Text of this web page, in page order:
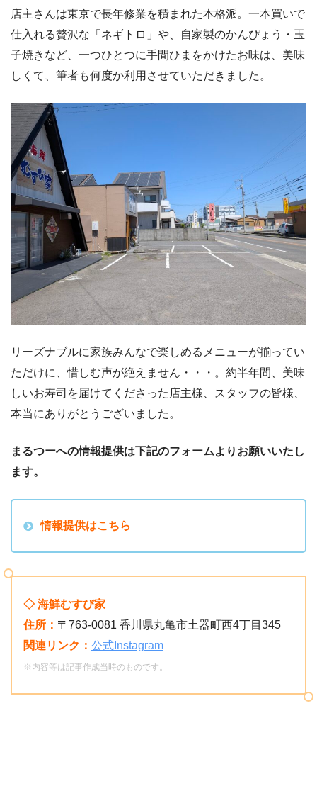
店主さんは東京で長年修業を積まれた本格派。一本買いで
仕入れる贅沢な「ネギトロ」や、自家製のかんぴょう・玉
子焼きなど、一つひとつに手間ひまをかけたお味は、美味
しくて、筆者も何度か利用させていただきました。
リーズナブルに家族みんなで楽しめるメニューが揃ってい
ただけに、惜しむ声が絶えません・・・。約半年間、美味
しいお寿司を届けてくださった店主様、スタッフの皆様、
本当にありがとうございました。
まるつーへの情報提供は下記のフォームよりお願いいたし
ます。
情報提供はこちら
◇ 海鮮むすび家
住所： 〒763-0081 香川県丸亀市土器町西4丁目345
関連リンク： 公式Instagram
※内容等は記事作成当時のものです。